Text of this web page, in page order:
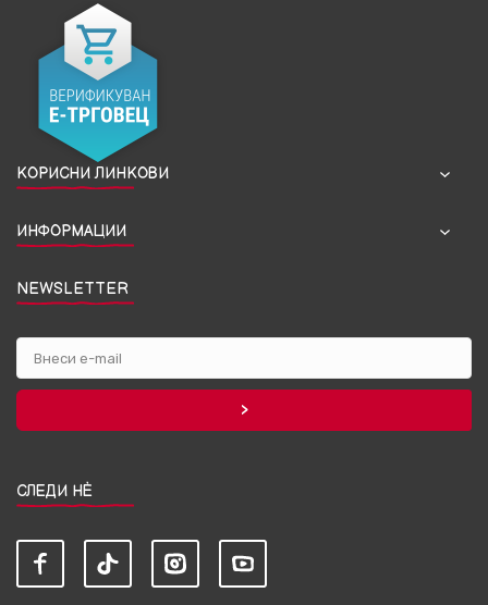
КОРИСНИ ЛИНКОВИ
ИНФОРМАЦИИ
NEWSLETTER
СЛЕДИ НЀ